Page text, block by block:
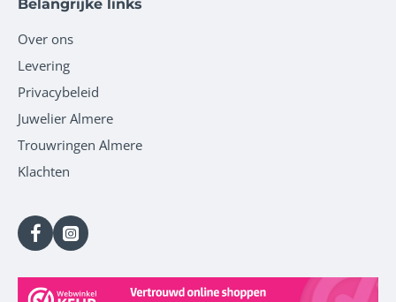
Belangrijke links
Over ons
Levering
Privacybeleid
Juwelier Almere
Trouwringen Almere
Klachten